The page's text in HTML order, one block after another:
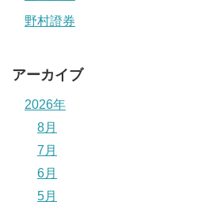
野村證券
アーカイブ
2026年
8月
7月
6月
5月